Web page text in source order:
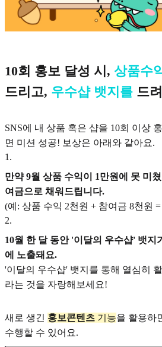
10회 홍보 달성 시, 상품수
드리고, 우수샵 뱃지를 드
SNS에 내 상품 혹은 샵을 10회 이상
면 미션 성공! 보상은 아래와 같아요.
1.
만약 9월 상품 수익이 1만원에 못 미
여금으로 채워드립니다.
(예: 상품 수익 2천원 + 참여금 8천원
2.
10월 한 달 동안 '이달의 우수샵' 뱃지
에 노출돼요.
'이달의 우수샵' 뱃지를 통해 열심히
라는 것을 자랑해보세요!
새로 생긴 홍보콘텐츠 기능을 활용하
수행할 수 있어요.